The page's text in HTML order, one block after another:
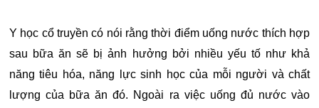
Y học cổ truyền có nói rằng thời điểm uống nước thích hợp
sau bữa ăn sẽ bị ảnh hưởng bởi nhiều yếu tố như khả
năng tiêu hóa, năng lực sinh học của mỗi người và chất
lượng của bữa ăn đó. Ngoài ra việc uống đủ nước vào